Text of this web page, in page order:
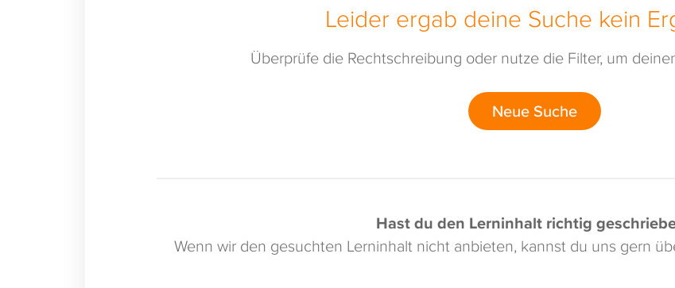
Leider ergab deine Suche kein
Überprüfe die Rechtschreibung oder nutze die Filter, um
Neue Suche
Hast du den Lerninhalt richtig
Wenn wir den gesuchten Lerninhalt nicht anbieten, kannst du uns gern